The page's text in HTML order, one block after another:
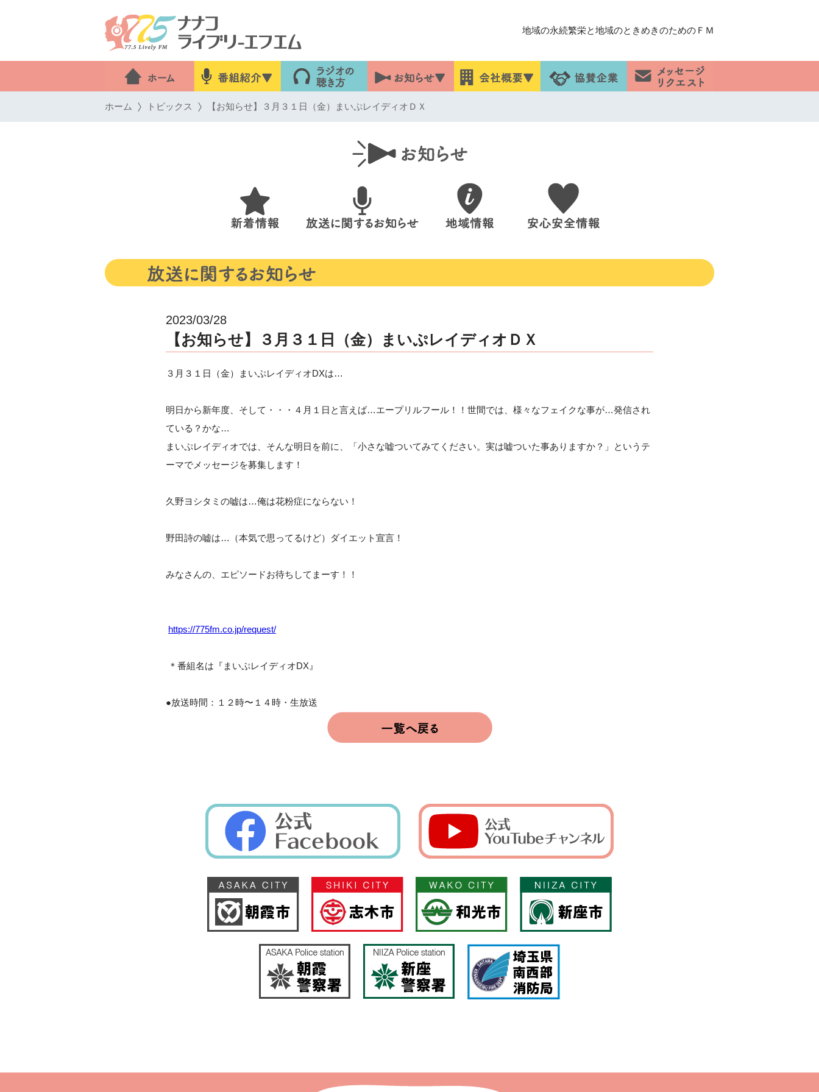
地域の永続繁栄と地域のときめきのためのＦＭ
ホーム トピックス 【お知らせ】３月３１日（金）まいぷレイディオＤＸ
2023/03/28
【お知らせ】３月３１日（金）まいぷレイディオＤＸ
３月３１日（金）まいぷレイディオDXは…
明日から新年度、そして・・・４月１日と言えば…エープリルフール！！世間では、様々なフェイクな事が…発信され
ている？かな…
まいぷレイディオでは、そんな明日を前に、「小さな嘘ついてみてください。実は嘘ついた事ありますか？」というテ
ーマでメッセージを募集します！
久野ヨシタミの嘘は…俺は花粉症にならない！
野田詩の嘘は…（本気で思ってるけど）ダイエット宣言！
みなさんの、エピソードお待ちしてまーす！！
https://775fm.co.jp/request/
＊番組名は『まいぷレイディオDX』
●放送時間：１２時〜１４時・生放送